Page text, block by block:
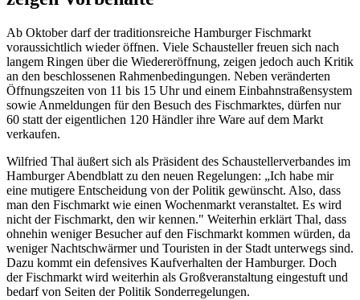
Ab Oktober darf der traditionsreiche Hamburger Fischmarkt
voraussichtlich wieder öffnen. Viele Schausteller freuen sich nach
langem Ringen über die Wiedereröffnung, zeigen jedoch auch Kritik
an den beschlossenen Rahmenbedingungen. Neben veränderten
Öffnungszeiten von 11 bis 15 Uhr und einem Einbahnstraßensystem
sowie Anmeldungen für den Besuch des Fischmarktes, dürfen nur
60 statt der eigentlichen 120 Händler ihre Ware auf dem Markt
verkaufen.
Wilfried Thal äußert sich als Präsident des Schaustellerverbandes im
Hamburger Abendblatt zu den neuen Regelungen: „Ich habe mir
eine mutigere Entscheidung von der Politik gewünscht. Also, dass
man den Fischmarkt wie einen Wochenmarkt veranstaltet. Es wird
nicht der Fischmarkt, den wir kennen." Weiterhin erklärt Thal, dass
ohnehin weniger Besucher auf den Fischmarkt kommen würden, da
weniger Nachtschwärmer und Touristen in der Stadt unterwegs sind.
Dazu kommt ein defensives Kaufverhalten der Hamburger. Doch
der Fischmarkt wird weiterhin als Großveranstaltung eingestuft und
bedarf von Seiten der Politik Sonderregelungen.